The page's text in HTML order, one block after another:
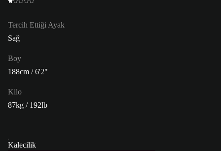
Tercih Ettiği Ayak
Sağ
Boy
188cm / 6'2"
Kilo
87kg / 192lb
Kalecilik